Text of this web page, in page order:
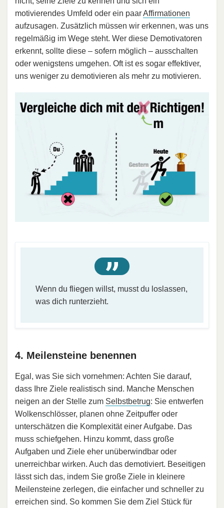
motivierendes Umfeld oder ein paarAffirmationen
aufzusagen. Zusätzlich müssen wir erkennen, was uns
regelmäßig im Wege steht. Wer diese Demotivatoren
erkennt, sollte diese – sofern möglich – ausschalten
oder wenigstens umgehen. Oft ist es sogar effektiver,
uns weniger zu demotivieren als mehr zu motivieren.
Wenn du fliegen willst, musst du loslassen,
was dich runterzieht.
4. Meilensteine benennen
Egal, was Sie sich vornehmen: Achten Sie darauf,
dass Ihre Ziele realistisch sind. Manche Menschen
neigen an der Stelle zum Selbstbetrug: Sie entwerfen
Wolkenschlösser, planen ohne Zeitpuffer oder
unterschätzen die Komplexität einer Aufgabe. Das
muss schiefgehen. Hinzu kommt, dass große
Aufgaben und Ziele eher unüberwindbar oder
unerreichbar wirken. Auch das demotiviert. Beseitigen
lässt sich das, indem Sie große Ziele in kleinere
Meilensteine zerlegen, die einfacher und schneller zu
erreichen sind. So kommen Sie dem Ziel Stück für